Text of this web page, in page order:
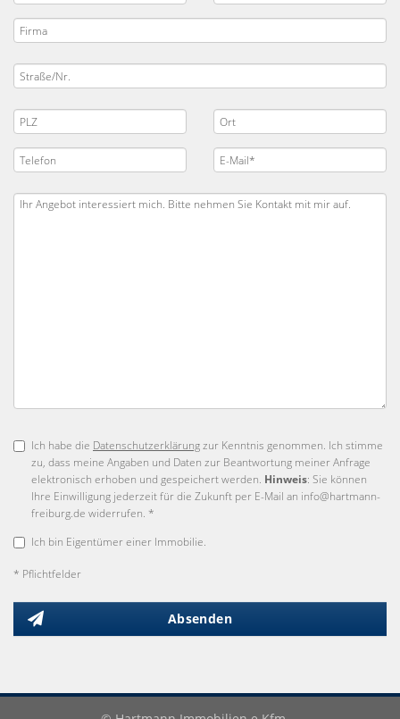
Ich habe die Datenschutzerklärungzur Kenntnis genommen. Ich stimme
zu, dass meine Angaben und Daten zur Beantwortung meiner Anfrage
elektronisch erhoben und gespeichert werden. Hinweis: Sie können
Ihre Einwilligung jederzeit für die Zukunft per E-Mail an info@hartmann-
freiburg.de widerrufen. *
Ich bin Eigentümer einer Immobilie.
* Pflichtfelder
Absenden